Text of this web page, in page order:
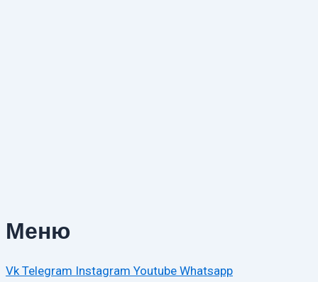
Меню
Vk Telegram Instagram Youtube Whatsapp